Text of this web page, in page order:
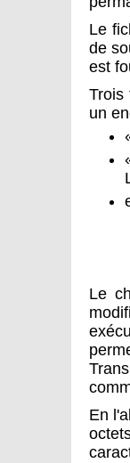
Le
de
est
Trois
un
Le
En